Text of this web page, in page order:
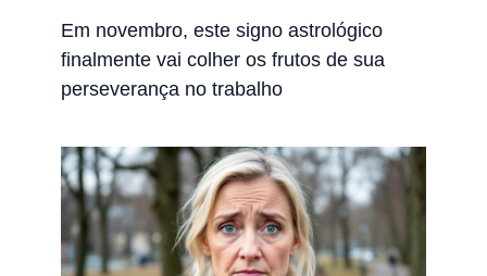
Em novembro, este signo astrológico
finalmente vai colher os frutos de sua
perseverança no trabalho